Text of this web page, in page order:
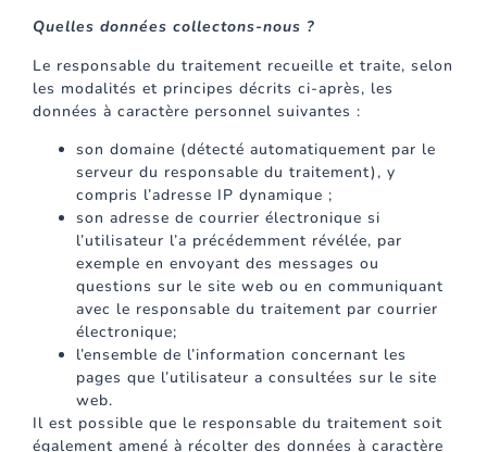
Quelles données collectons-nous ?
Le responsable du traitement recueille et traite, selon
les modalités et principes décrits ci-après, les
données à caractère personnel suivantes :
son domaine (détecté automatiquement par le
serveur du responsable du traitement), y
compris l’adresse IP dynamique ;
son adresse de courrier électronique si
l’utilisateur l’a précédemment révélée, par
exemple en envoyant des messages ou
questions sur le site web ou en communiquant
avec le responsable du traitement par courrier
électronique;
l’ensemble de l’information concernant les
pages que l’utilisateur a consultées sur le site
web.
Il est possible que le responsable du traitement soit
également amené à récolter des données à caractère